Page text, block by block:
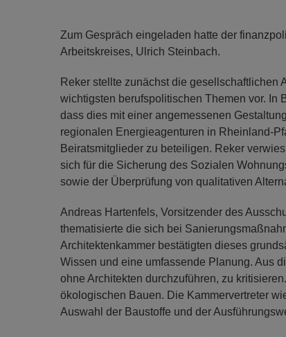
Zum Gespräch eingeladen hatte der
Arbeitskreises, Ulrich Steinbach.
Reker stellte zunächst die gesellschaftlichen
wichtigsten berufspolitischen Themen vor. In
dass dies mit einer angemessenen
regionalen Energie­agenturen in Rheinland-
Beiratsmitglieder zu beteiligen. Reker
sich für die Sicherung des Sozialen
sowie der Überprüfung von qualitativen
Andreas Hartenfels, Vorsitzender des
thematisierte die sich bei
Architektenkammer bestätigten dieses
Wissen und eine umfassende Planung. Aus
ohne Architekten durchzuführen, zu
ökologischen Bauen. Die Kammervertreter
Auswahl der Baustoffe und der